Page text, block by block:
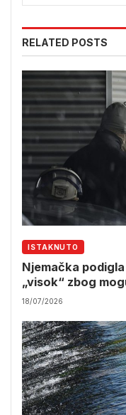
RELATED POSTS
ISTAKNUTO
Njemačka
„visok“ zbog
18/07/2026